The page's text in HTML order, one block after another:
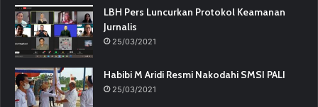
LBH Pers Luncurkan Protokol Keamanan
Jurnalis
25/03/2021
Habibi M Aridi Resmi Nakodahi SMSI PALI
25/03/2021